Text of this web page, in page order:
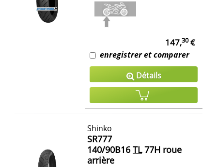
147,30€
enregistrer et comparer
Détails
Shinko
SR777
140/90B16 TL77H roue
arrière